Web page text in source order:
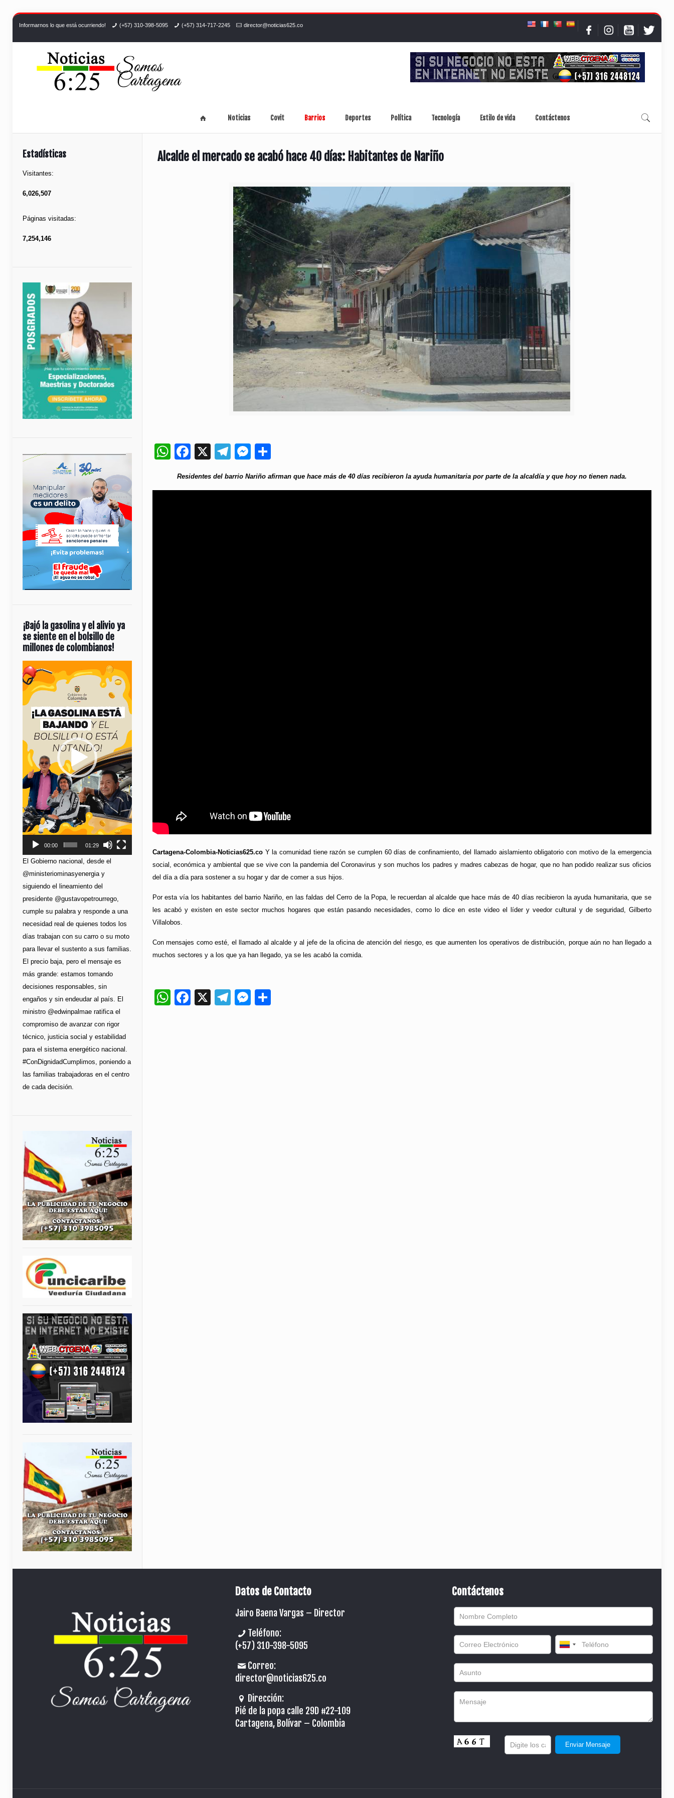
Informarnos lo que está ocurriendo! (+57) 310-398-5095 (+57) 314-717-2245 director@noticias625.co
Noticias Covit Barrios Deportes Política Tecnología Estilo de vida Contáctenos
Alcalde el mercado se acabó hace 40 días: Habitantes de Nariño
WhatsApp
Facebook
X Telegram
Messenger
Residentes del barrio Nariño afirman que hace más de 40 días recibieron la ayuda humanitaria por parte de la alcaldía y que hoy no tienen nada.
Cartagena-Colombia-Noticias625.co Y la comunidad tiene razón se cumplen 60 días de confinamiento, del llamado aislamiento obligatorio con motivo de la emergencia
social, económica y ambiental que se vive con la pandemia del Coronavirus y son muchos los padres y madres cabezas de hogar, que no han podido realizar sus oficios
del día a día para sostener a su hogar y dar de comer a sus hijos.
Por esta vía los habitantes del barrio Nariño, en las faldas del Cerro de la Popa, le recuerdan al alcalde que hace más de 40 días recibieron la ayuda humanitaria, que se
les acabó y existen en este sector muchos hogares que están pasando necesidades, como lo dice en este video el líder y veedor cultural y de seguridad, Gilberto
Villalobos.
Con mensajes como esté, el llamado al alcalde y al jefe de la oficina de atención del riesgo, es que aumenten los operativos de distribución, porque aún no han llegado a
muchos sectores y a los que ya han llegado, ya se les acabó la comida.
WhatsApp
Facebook
X Telegram
Messenger
Estadísticas
Visitantes:
6,026,507
Páginas visitadas:
7,254,146
¡Bajó la gasolina y el alivio ya
se siente en el bolsillo de
millones de colombianos!
Reproductor
de
vídeo
00:00 01:29
El Gobierno nacional, desde el
@ministeriominasyenergia y
siguiendo el lineamiento del
presidente @gustavopetrourrego,
cumple su palabra y responde a una
necesidad real de quienes todos los
días trabajan con su carro o su moto
para llevar el sustento a sus familias.
El precio baja, pero el mensaje es
más grande: estamos tomando
decisiones responsables, sin
engaños y sin endeudar al país. El
ministro @edwinpalmae ratifica el
compromiso de avanzar con rigor
técnico, justicia social y estabilidad
para el sistema energético nacional.
#ConDignidadCumplimos, poniendo a
las familias trabajadoras en el centro
de cada decisión.
Datos de Contacto
Jairo Baena Vargas – Director
Teléfono:
(+57) 310-398-5095
Correo:
director@noticias625.co
Dirección:
Pié de la popa calle 29D #22-109
Cartagena, Bolívar – Colombia
Contáctenos